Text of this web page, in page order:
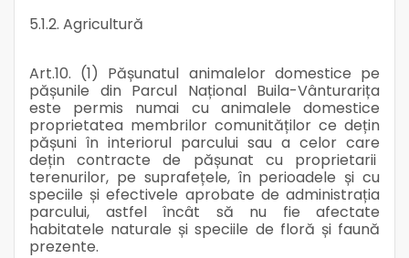
5.1.2. Agricultură
Art.10. (1) Pășunatul animalelor domestice pe
pășunile din Parcul Național Buila-Vânturarița
este permis numai cu animalele domestice
proprietatea membrilor comunităților ce dețin
pășuni în interiorul parcului sau a celor care
dețin contracte de pășunat cu proprietarii
terenurilor, pe suprafețele, în perioadele și cu
speciile și efectivele aprobate de administrația
parcului, astfel încât să nu fie afectate
habitatele naturale și speciile de floră și faună
prezente.